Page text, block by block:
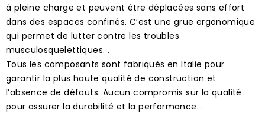
à pleine charge et peuvent être déplacées sans effort
dans des espaces confinés. C’est une grue ergonomique
qui permet de lutter contre les troubles
musculosquelettiques. .
Tous les composants sont fabriqués en Italie pour
garantir la plus haute qualité de construction et
l’absence de défauts. Aucun compromis sur la qualité
pour assurer la durabilité et la performance. .